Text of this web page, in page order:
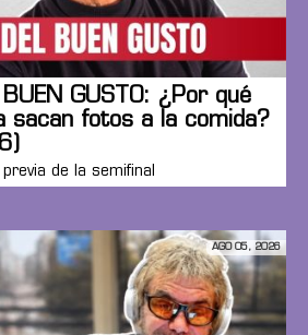
BUEN GUSTO: ¿Por qué
sacan fotos a la comida?
de la semifinal
AGO 05, 2026